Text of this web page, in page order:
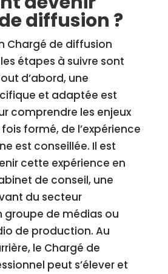
diffusion ?
Chargé de diffusion
étapes à suivre sont
d’abord, une
et adaptée est
comprendre les enjeux
formé, de l’expérience
est conseillée. Il est
cette expérience en
de conseil, une
du secteur
groupe de médias ou
de production. Au
le Chargé de
peut s’élever et